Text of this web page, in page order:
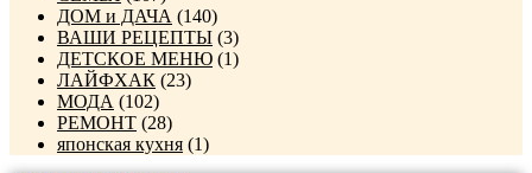
ДОМ и ДАЧА (140)
ВАШИ РЕЦЕПТЫ (3)
ДЕТСКОЕ МЕНЮ (1)
ЛАЙФХАК (23)
МОДА (102)
РЕМОНТ (28)
японская кухня (1)